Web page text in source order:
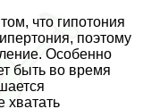
что гипотония
поэтому
Особенно
быть во время
хватать